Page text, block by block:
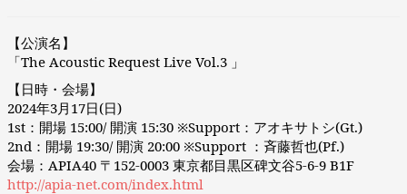
【公演名】
「The Acoustic Request Live Vol.3 」
【日時・会場】
2024年3月17日(日)
1st：開場 15:00/ 開演 15:30 ※Support：アオキサトシ(Gt.)
2nd：開場 19:30/ 開演 20:00 ※Support ：斉藤哲也(Pf.)
会場：APIA40 〒152-0003 東京都目黒区碑文谷5-6-9 B1F
http://apia-net.com/index.html